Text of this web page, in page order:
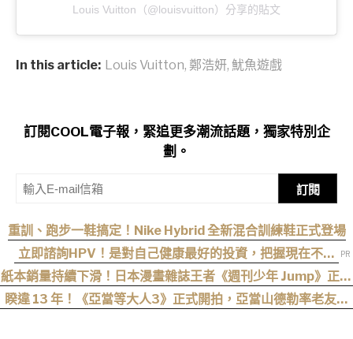
Louis Vuitton（@louisvuitton）分享的貼文
In this article: Louis Vuitton, 鄭浩妍, 魷魚遊戲
訂閱COOL電子報，緊追更多潮流話題，獨家特別企
劃。
訂閱
重訓、跑步一鞋搞定！Nike Hybrid 全新混合訓練鞋正式登場
立即諮詢HPV！是對自己健康最好的投資，把握現在不嫌
晚！
紙本銷量持續下滑！日本漫畫雜誌王者《週刊少年 Jump》正式
跌破百萬大關
睽違 13 年！《亞當等大人3》正式開拍，亞當山德勒率老友轉